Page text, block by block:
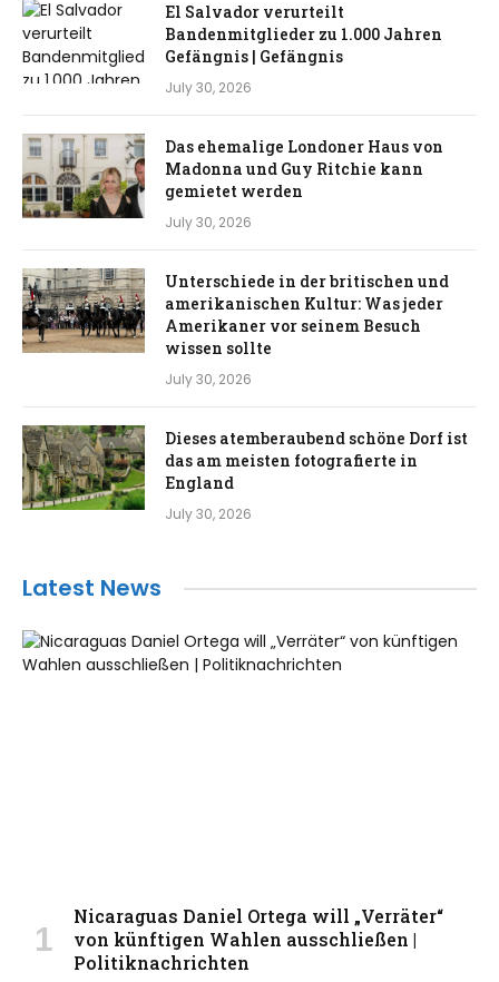
El Salvador verurteilt
Bandenmitglieder zu 1.000 Jahren
Gefängnis | Gefängnis
July 30, 2026
Das ehemalige Londoner Haus von
Madonna und Guy Ritchie kann
gemietet werden
July 30, 2026
Unterschiede in der britischen und
amerikanischen Kultur: Was jeder
Amerikaner vor seinem Besuch
wissen sollte
July 30, 2026
Dieses atemberaubend schöne Dorf ist
das am meisten fotografierte in
England
July 30, 2026
Latest News
Nicaraguas Daniel Ortega will „Verräter“
von künftigen Wahlen ausschließen |
Politiknachrichten